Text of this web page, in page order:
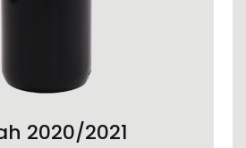
ADD TO CART
2020/2021